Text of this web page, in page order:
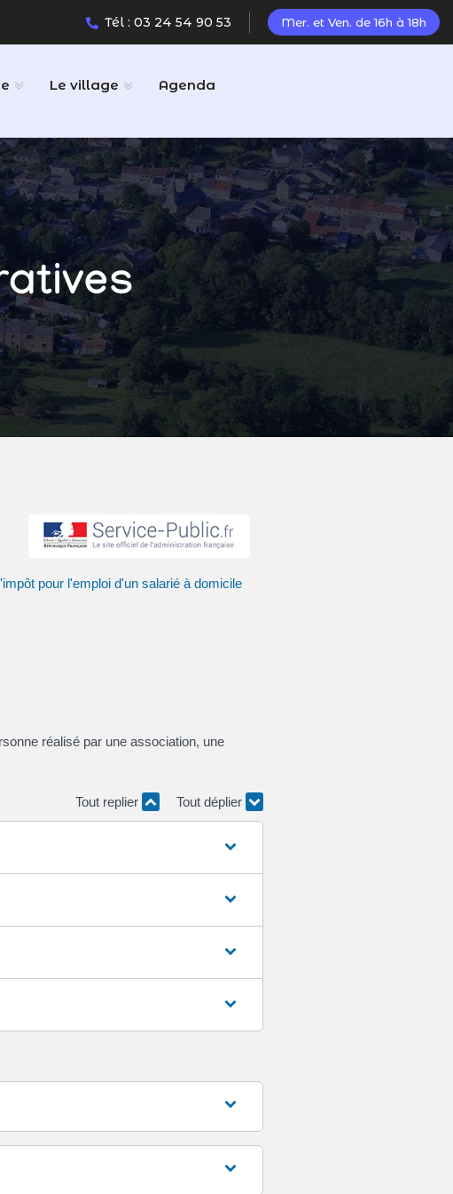
Tél : 03 24 54 90 53 Mer. et Ven. de 16h à 18h
Le village Agenda
pour l'emploi d'un salarié à domicile
réalisé par une association, une
Tout replier Tout déplier